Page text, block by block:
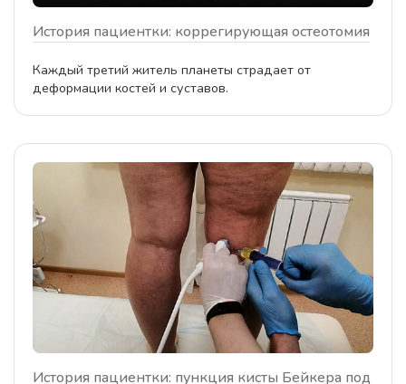
История пациентки: коррегирующая остеотомия
Каждый третий житель планеты страдает от
деформации костей и суставов.
История пациентки: пункция кисты Бейкера под